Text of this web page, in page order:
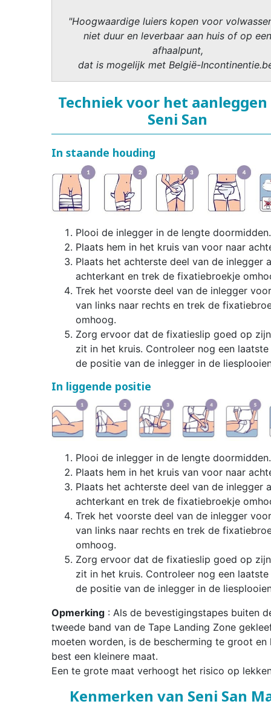
"Hoogwaardige luiers kopen voor
niet duur en leverbaar aan huis of op een
afhaalpunt,
dat is mogelijk met België-
Techniek voor het aanleggen
Seni San
In staande houding
Plooi de inlegger in de lengte doormidden.
Plaats hem in het kruis van voor naar
Plaats het achterste deel van de inlegger
achterkant en trek de fixatiebroekje
Trek het voorste deel van de inlegger
van links naar rechts en trek de
omhoog.
Zorg ervoor dat de fixatieslip goed op
zit in het kruis. Controleer nog een laatste
de positie van de inlegger in de
In liggende positie
Plooi de inlegger in de lengte doormidden.
Plaats hem in het kruis van voor naar
Plaats het achterste deel van de inlegger
achterkant en trek de fixatiebroekje
Trek het voorste deel van de inlegger
van links naar rechts en trek de
omhoog.
Zorg ervoor dat de fixatieslip goed op
zit in het kruis. Controleer nog een laatste
de positie van de inlegger in de
Opmerking: Als de bevestigingstapes buiten
tweede band van de Tape Landing Zone
moeten worden, is de bescherming te groot en
best een kleinere maat.
Een te grote maat verhoogt het risico op
Kenmerken van Seni San